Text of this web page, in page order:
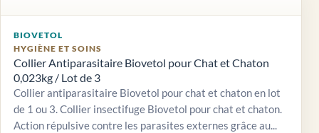
BIOVETOL
HYGIÈNE ET SOINS
Collier Antiparasitaire Biovetol pour Chat et Chaton
0,023kg / Lot de 3
Collier antiparasitaire Biovetol pour chat et chaton en lot
de 1 ou 3. Collier insectifuge Biovetol pour chat et chaton.
Action répulsive contre les parasites externes grâce au...